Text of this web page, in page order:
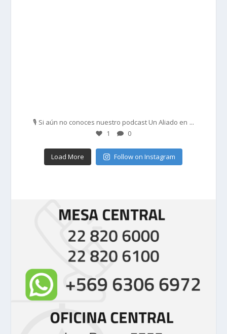
🎙️ Si aún no conoces nuestro podcast Un Aliado en ...
1 0
Load More Follow on Instagram